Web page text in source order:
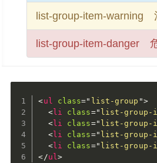
list-group-item-warning
list-group-item-danger
<ul class=" list-group ">
<li class=" list-group-
<li class=" list-group-
<li class=" list-group-
<li class=" list-group-
</ul >